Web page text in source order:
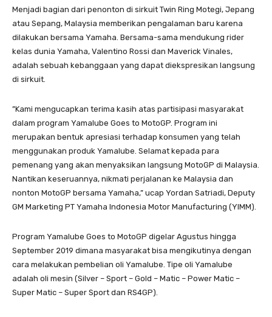
Menjadi bagian dari penonton di sirkuit Twin Ring Motegi, Jepang
atau Sepang, Malaysia memberikan pengalaman baru karena
dilakukan bersama Yamaha. Bersama-sama mendukung rider
kelas dunia Yamaha, Valentino Rossi dan Maverick Vinales,
adalah sebuah kebanggaan yang dapat diekspresikan langsung
di sirkuit.
”Kami mengucapkan terima kasih atas partisipasi masyarakat
dalam program Yamalube Goes to MotoGP. Program ini
merupakan bentuk apresiasi terhadap konsumen yang telah
menggunakan produk Yamalube. Selamat kepada para
pemenang yang akan menyaksikan langsung MotoGP di Malaysia.
Nantikan keseruannya, nikmati perjalanan ke Malaysia dan
nonton MotoGP bersama Yamaha,” ucap Yordan Satriadi, Deputy
GM Marketing PT Yamaha Indonesia Motor Manufacturing (YIMM).
Program Yamalube Goes to MotoGP digelar Agustus hingga
September 2019 dimana masyarakat bisa mengikutinya dengan
cara melakukan pembelian oli Yamalube. Tipe oli Yamalube
adalah oli mesin (Silver – Sport – Gold – Matic – Power Matic –
Super Matic – Super Sport dan RS4GP).